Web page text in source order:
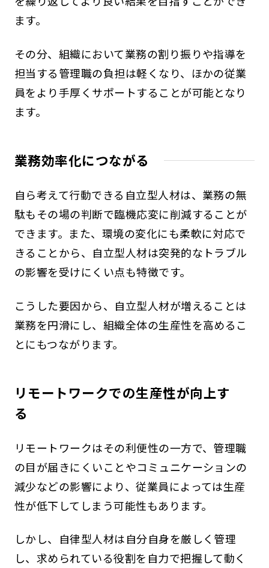
ます。
その分、組織において業務の割り振りや指導を
担当する管理職の負担は軽くなり、ほかの従業
員をより手厚くサポートすることが可能となり
ます。
業務効率化につながる
自ら考えて行動できる自立型人材は、業務の無
駄もその場の判断で臨機応変に削減することが
できます。また、環境の変化にも柔軟に対応で
きることから、自立型人材は突発的なトラブル
の影響を受けにくい点も特徴です。
こうした要因から、自立型人材が増えることは
業務を円滑にし、組織全体の生産性を高めるこ
とにもつながります。
リモートワークでの生産性が向上す
る
リモートワークはその利便性の一方で、管理職
の目が届きにくいことやコミュニケーションの
減少などの影響により、従業員によっては生産
性が低下してしまう可能性もあります。
しかし、自律型人材は自分自身を厳しく管理
し、求められている役割を自力で把握して動く